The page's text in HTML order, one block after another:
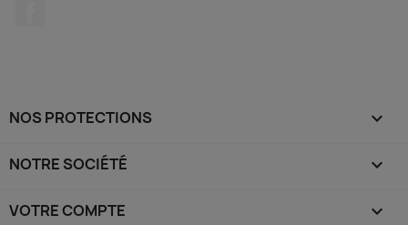
NOS PROTECTIONS 
NOTRE SOCIÉTÉ 
VOTRE COMPTE 